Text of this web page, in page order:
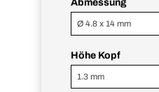
Abmessung
Ø 4.8 x 14 mm
Höhe Kopf
1.3 mm